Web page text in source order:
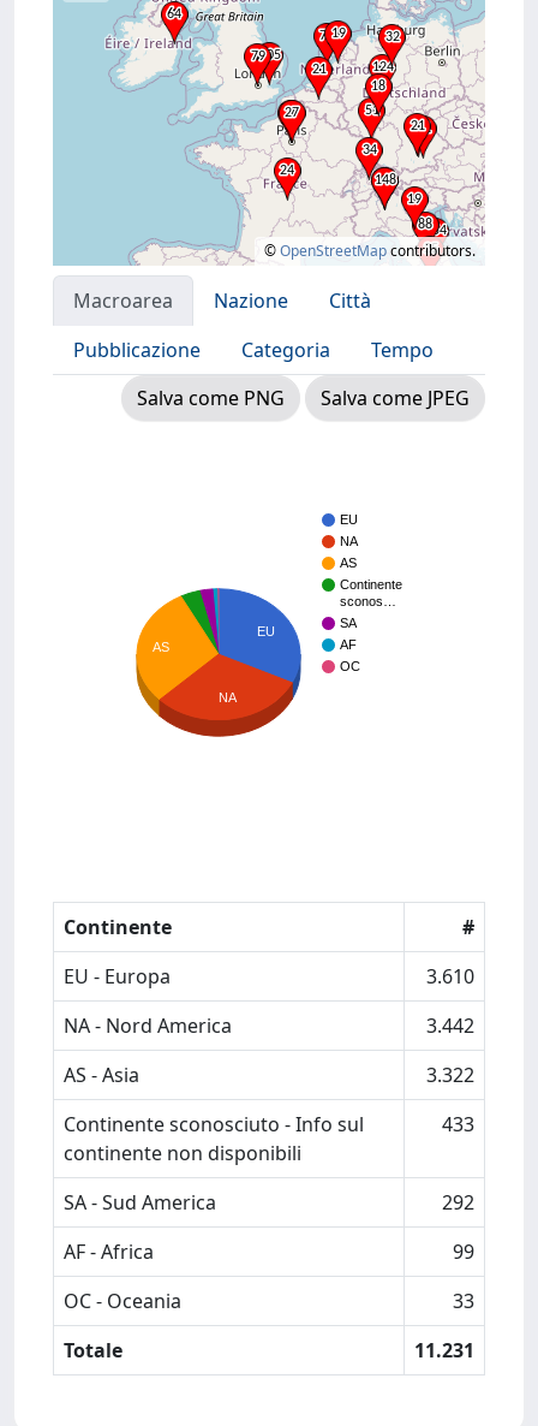
©OpenStreetMapcontributors.
Macroarea Nazione
Città
Pubblicazione
Categoria
Tempo
Salva come PNG
Salva come JPEG
EU
NA
AS
Continente
sconos…
SA
AF
OC
EU
AS
NA
Continente
#
EU - Europa
3.610
NA - Nord America
3.442
AS - Asia
3.322
Continente sconosciuto - Info sul
continente non disponibili
433
SA - Sud America
292
AF - Africa
99
OC - Oceania
33
Totale
11.231